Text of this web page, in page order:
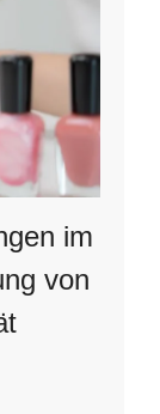
im
von